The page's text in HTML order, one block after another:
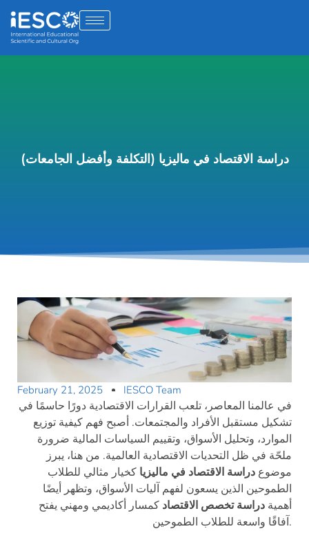
دراسة الاقتصاد في ماليزيا (التكلفة وأفضل الجامعات)
February 21, 2025 IESCO Team
في عالمنا المعاصر، تلعب القرارات الاقتصادية دورًا حاسمًا في
تشكيل مستقبل الأفراد والمجتمعات. أصبح فهم كيفية توزيع
الموارد، وتحليل الأسواق، وتقييم السياسات المالية ضرورة
ملحّة في ظل التحديات الاقتصادية العالمية. من هنا، يبرز
موضوع دراسة الاقتصاد في ماليزيا كخيار مثالي للطلاب
الطموحين الذين يسعون لفهم آليات الأسواق، وتظهر أيضًا
أهمية دراسة تخصص الاقتصاد كمسار أكاديمي ومهني يفتح
آفاقًا واسعة للطلاب الطموحين.